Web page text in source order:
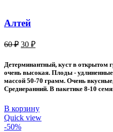
Алтей
60₽ Первоначальная
составляла
60 ₽.
30 ₽Текущая
30 ₽.
Детерминантный, куст в открытом
очень высокая. Плоды -
массой 50-70 грамм. Очень
Среднеранний. В пакетике 8-10
В корзину
Quick view
-50%